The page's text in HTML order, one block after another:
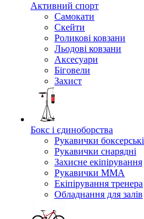
Активний спорт
Самокати
Скейти
Роликові ковзани
Льодові ковзани
Аксесуари
Біговели
Захист
Бокс і єдиноборства
Рукавички боксерські
Рукавички снарядні
Захисне екіпірування
Рукавички ММА
Екіпірування тренера
Обладнання для залів